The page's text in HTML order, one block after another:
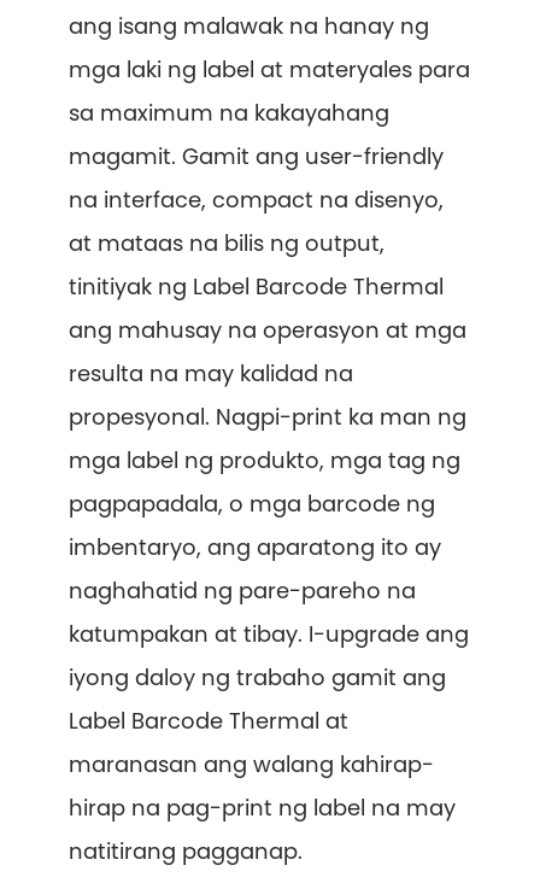
ang isang malawak na hanay ng
mga laki ng label at materyales para
sa maximum na kakayahang
magamit. Gamit ang user-friendly
na interface, compact na disenyo,
at mataas na bilis ng output,
tinitiyak ng Label Barcode Thermal
ang mahusay na operasyon at mga
resulta na may kalidad na
propesyonal. Nagpi-print ka man ng
mga label ng produkto, mga tag ng
pagpapadala, o mga barcode ng
imbentaryo, ang aparatong ito ay
naghahatid ng pare-pareho na
katumpakan at tibay. I-upgrade ang
iyong daloy ng trabaho gamit ang
Label Barcode Thermal at
maranasan ang walang kahirap-
hirap na pag-print ng label na may
natitirang pagganap.